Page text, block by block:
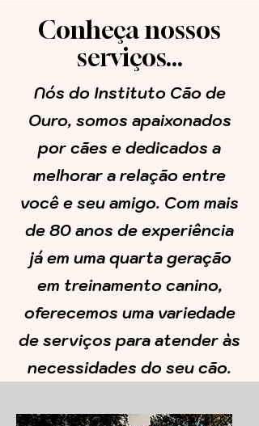
Conheça nossos
serviços...
Nós do Instituto Cão de
Ouro, somos apaixonados
por cães e dedicados a
melhorar a relação entre
você e seu amigo. Com mais
de 80 anos de experiência
já em uma quarta geração
em treinamento canino,
oferecemos uma variedade
de serviços para atender às
necessidades do seu cão.